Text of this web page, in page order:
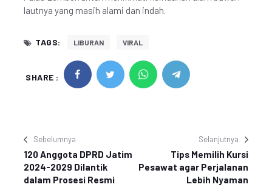
lautnya yang masih alami dan indah.
TAGS: LIBURAN VIRAL
SHARE :
Sebelumnya
120 Anggota DPRD Jatim
2024-2029 Dilantik
dalam Prosesi Resmi
Selanjutnya
Tips Memilih Kursi
Pesawat agar Perjalanan
Lebih Nyaman